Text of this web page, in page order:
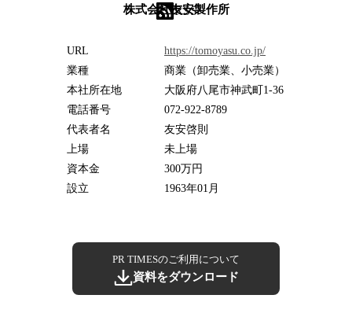
株式会社友安製作所
RSS
URL
https://tomoyasu.co.jp/
業種
商業（卸売業、小売業）
本社所在地
大阪府八尾市神武町1-36
電話番号
072-922-8789
代表者名
友安啓則
上場
未上場
資本金
300万円
設立
1963年01月
PR TIMESのご利用について
資料をダウンロード